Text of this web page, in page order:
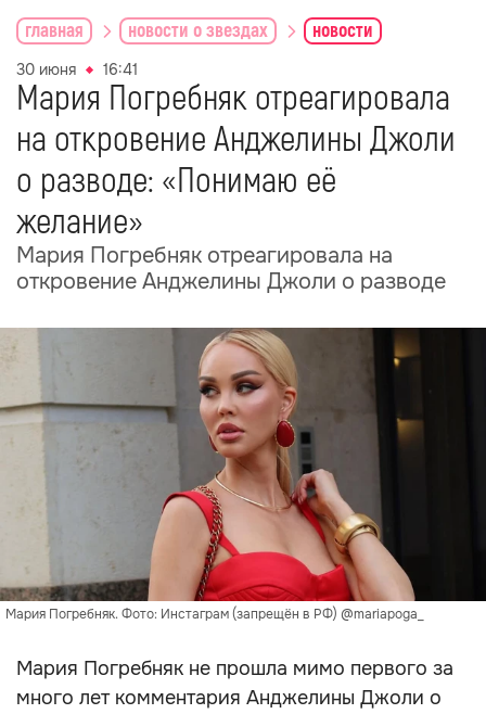
главная новости о звездах новости
30 июня 16:41
Мария Погребняк отреагировала
на откровение Анджелины Джоли
о разводе: «Понимаю её
желание»
Мария Погребняк отреагировала на
откровение Анджелины Джоли о разводе
Мария Погребняк. Фото: Инстаграм (запрещён в РФ) @mariapoga_
Мария Погребняк не прошла мимо первого за
много лет комментария Анджелины Джоли о